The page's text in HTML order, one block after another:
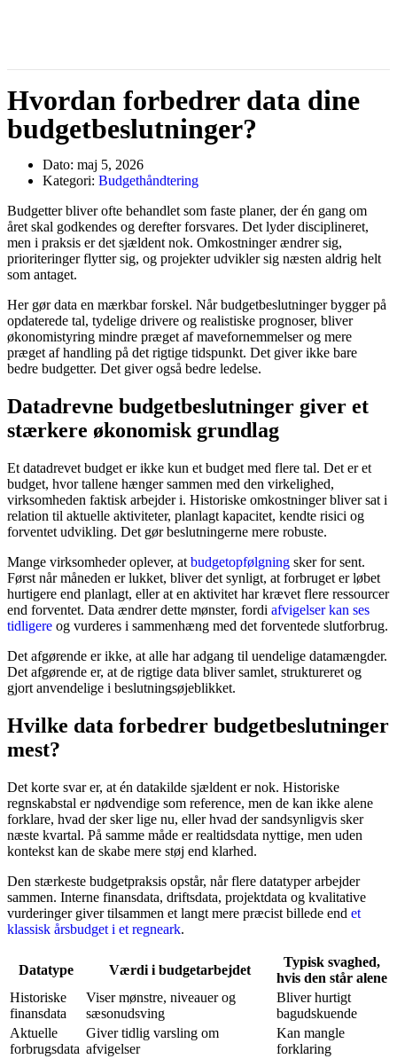
Hvordan forbedrer data dine
budgetbeslutninger?
Dato: maj 5, 2026
Kategori: Budgethåndtering
Budgetter bliver ofte behandlet som faste planer, der én gang om
året skal godkendes og derefter forsvares. Det lyder disciplineret,
men i praksis er det sjældent nok. Omkostninger ændrer sig,
prioriteringer flytter sig, og projekter udvikler sig næsten aldrig helt
som antaget.
Her gør data en mærkbar forskel. Når budgetbeslutninger bygger på
opdaterede tal, tydelige drivere og realistiske prognoser, bliver
økonomistyring mindre præget af mavefornemmelser og mere
præget af handling på det rigtige tidspunkt. Det giver ikke bare
bedre budgetter. Det giver også bedre ledelse.
Datadrevne budgetbeslutninger giver et
stærkere økonomisk grundlag
Et datadrevet budget er ikke kun et budget med flere tal. Det er et
budget, hvor tallene hænger sammen med den virkelighed,
virksomheden faktisk arbejder i. Historiske omkostninger bliver sat i
relation til aktuelle aktiviteter, planlagt kapacitet, kendte risici og
forventet udvikling. Det gør beslutningerne mere robuste.
Mange virksomheder oplever, at budgetopfølgning sker for sent.
Først når måneden er lukket, bliver det synligt, at forbruget er løbet
hurtigere end planlagt, eller at en aktivitet har krævet flere ressourcer
end forventet. Data ændrer dette mønster, fordi afvigelser kan ses
tidligere og vurderes i sammenhæng med det forventede slutforbrug.
Det afgørende er ikke, at alle har adgang til uendelige datamængder.
Det afgørende er, at de rigtige data bliver samlet, struktureret og
gjort anvendelige i beslutningsøjeblikket.
Hvilke data forbedrer budgetbeslutninger
mest?
Det korte svar er, at én datakilde sjældent er nok. Historiske
regnskabstal er nødvendige som reference, men de kan ikke alene
forklare, hvad der sker lige nu, eller hvad der sandsynligvis sker
næste kvartal. På samme måde er realtidsdata nyttige, men uden
kontekst kan de skabe mere støj end klarhed.
Den stærkeste budgetpraksis opstår, når flere datatyper arbejder
sammen. Interne finansdata, driftsdata, projektdata og kvalitative
vurderinger giver tilsammen et langt mere præcist billede end et
klassisk årsbudget i et regneark.
Datatype Værdi i budgetarbejdet
Typisk svaghed,
hvis den står alene
Historiske
finansdata
Viser mønstre, niveauer og
sæsonudsving
Bliver hurtigt
bagudskuende
Aktuelle
forbrugsdata
Giver tidlig varsling om
afvigelser
Kan mangle
forklaring